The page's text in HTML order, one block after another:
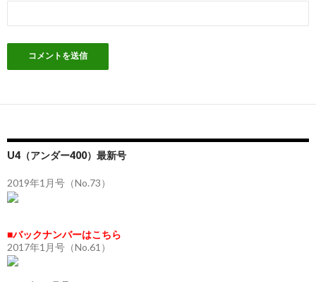
U4（アンダー400）最新号
2019年1月号（No.73）
■バックナンバーはこちら
2017年1月号（No.61）